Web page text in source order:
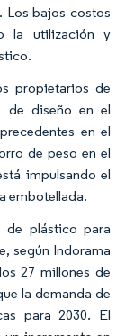
Los bajos costos
la utilización y
propietarios de
de diseño en el
en el
de peso en el
impulsando el
embotellada.
de plástico para
según Indorama
27 millones de
la demanda de
para 2030. El